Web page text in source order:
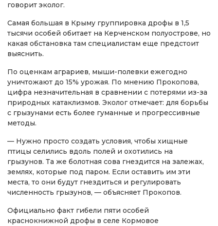
говорит эколог.
Самая большая в Крыму группировка дрофы в 1,5
тысячи особей обитает на Керченском полуострове, но
какая обстановка там специалистам еще предстоит
выяснить.
По оценкам аграриев, мыши-полевки ежегодно
уничтожают до 15% урожая. По мнению Прокопова,
цифра незначительная в сравнении с потерями из-за
природных катаклизмов. Эколог отмечает: для борьбы
с грызунами есть более гуманные и прогрессивные
методы.
— Нужно просто создать условия, чтобы хищные
птицы селились вдоль полей и охотились на
грызунов. Та же болотная сова гнездится на залежах,
землях, которые под паром. Если оставить им эти
места, то они будут гнездиться и регулировать
численность грызунов, — объясняет Прокопов.
Официально факт гибели пяти особей
краснокнижной дрофы в селе Кормовое